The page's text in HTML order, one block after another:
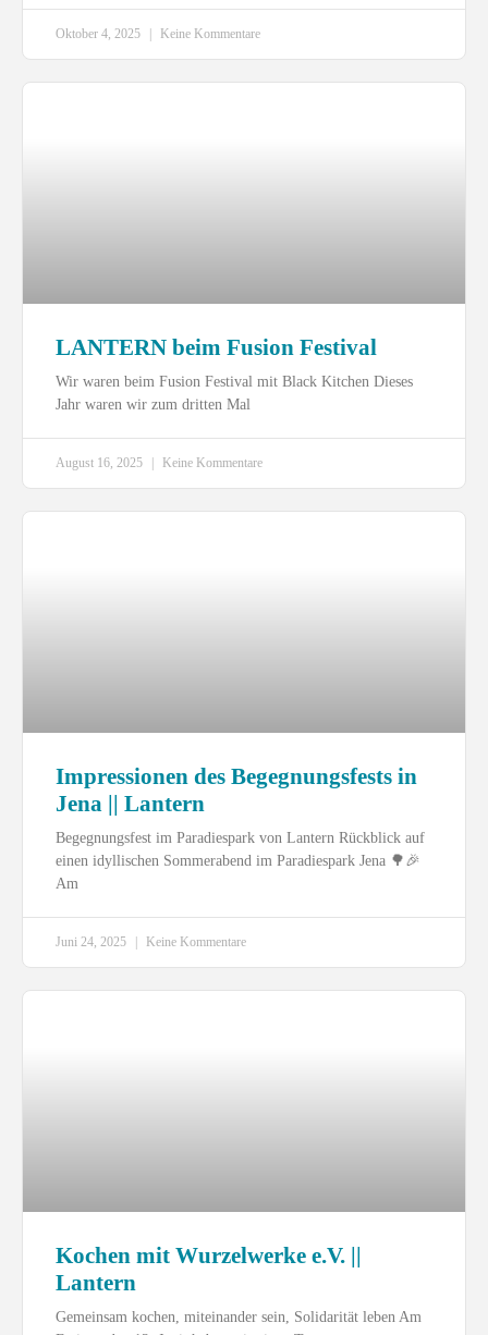
Oktober 4, 2025 Keine Kommentare
LANTERN beim Fusion Festival
Wir waren beim Fusion Festival mit Black Kitchen Dieses
Jahr waren wir zum dritten Mal
August 16, 2025 Keine Kommentare
Impressionen des Begegnungsfests in
Jena || Lantern
Begegnungsfest im Paradiespark von Lantern Rückblick auf
einen idyllischen Sommerabend im Paradiespark Jena 🌳🎉
Am
Juni 24, 2025 Keine Kommentare
Kochen mit Wurzelwerke e.V. ||
Lantern
Gemeinsam kochen, miteinander sein, Solidarität leben Am